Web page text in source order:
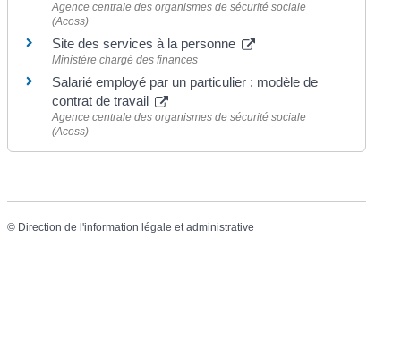
Agence centrale des organismes de sécurité sociale
(Acoss)
Site des services à la personne
Ministère chargé des finances
Salarié employé par un particulier : modèle de
contrat de travail
Agence centrale des organismes de sécurité sociale
(Acoss)
© Direction de l'information légale et administrative